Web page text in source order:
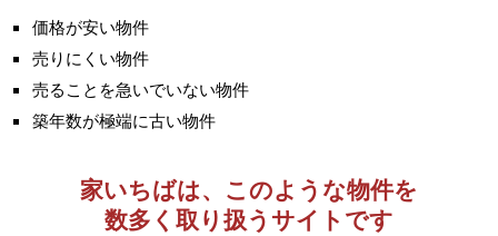
価格が安い物件
売りにくい物件
売ることを急いでいない物件
築年数が極端に古い物件
家いちばは、このような物件を
数多く取り扱うサイトです